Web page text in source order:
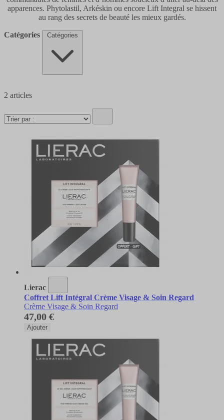
apparences. Phytolastil, Arkéskin ou encore Lift Integral se hissent
au rang des secrets de beauté les mieux gardés.
Catégories Catégories
2 articles
Lierac
Coffret Lift Intégral Crème Visage & Soin Regard
Crème Visage & Soin Regard
47,00 €
Ajouter